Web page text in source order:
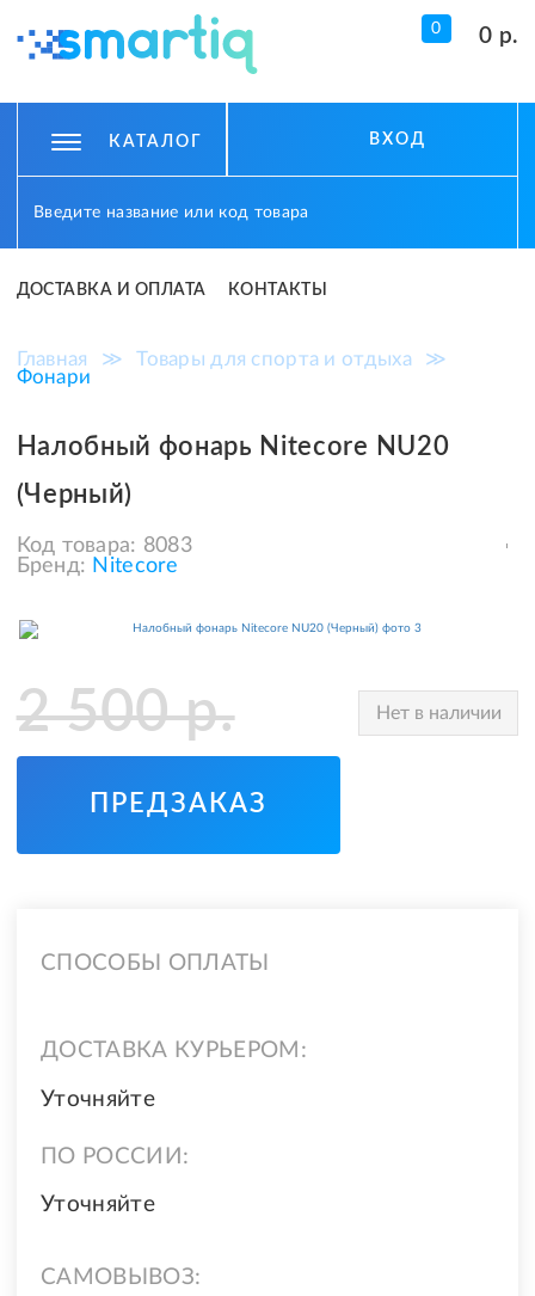
0 0 р.
КАТАЛОГ ВХОД
ДОСТАВКА И ОПЛАТА КОНТАКТЫ
Главная ≫ Товары для спорта и отдыха
≫
Фонари
Налобный фонарь Nitecore NU20
(Черный)
Код товара: 8083
Бренд: Nitecore
2 500р. Нет в наличии
ПРЕДЗАКАЗ
СПОСОБЫ ОПЛАТЫ
ДОСТАВКА КУРЬЕРОМ:
Уточняйте
ПО РОССИИ:
Уточняйте
САМОВЫВОЗ: